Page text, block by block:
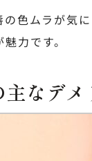
色ムラが気
力です。
なデメ